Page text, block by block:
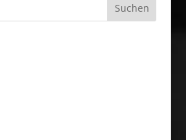
Suchen